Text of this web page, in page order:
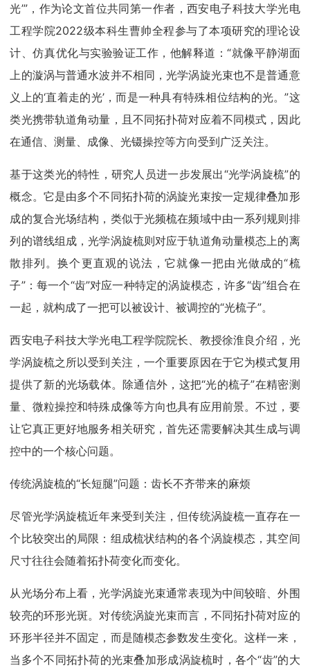
光’”，作为论文首位共同第一作者，西安电子科技大学光电
工程学院2022级本科生曹帅全程参与了本项研究的理论设
计、仿真优化与实验验证工作，他解释道：“就像平静湖面
上的漩涡与普通水波并不相同，光学涡旋光束也不是普通意
义上的‘直着走的光’，而是一种具有特殊相位结构的光。”这
类光携带轨道角动量，且不同拓扑荷对应着不同模式，因此
在通信、测量、成像、光镊操控等方向受到广泛关注。
基于这类光的特性，研究人员进一步发展出“光学涡旋梳”的
概念。它是由多个不同拓扑荷的涡旋光束按一定规律叠加形
成的复合光场结构，类似于光频梳在频域中由一系列规则排
列的谱线组成，光学涡旋梳则对应于轨道角动量模态上的离
散排列。换个更直观的说法，它就像一把由光做成的“梳
子”：每一个“齿”对应一种特定的涡旋模态，许多“齿”组合在
一起，就构成了一把可以被设计、被调控的“光梳子”。
西安电子科技大学光电工程学院院长、教授徐淮良介绍，光
学涡旋梳之所以受到关注，一个重要原因在于它为模式复用
提供了新的光场载体。除通信外，这把“光的梳子”在精密测
量、微粒操控和特殊成像等方向也具有应用前景。不过，要
让它真正更好地服务相关研究，首先还需要解决其生成与调
控中的一个核心问题。
传统涡旋梳的“长短腿”问题：齿长不齐带来的麻烦
尽管光学涡旋梳近年来受到关注，但传统涡旋梳一直存在一
个比较突出的局限：组成梳状结构的各个涡旋模态，其空间
尺寸往往会随着拓扑荷变化而变化。
从光场分布上看，光学涡旋光束通常表现为中间较暗、外围
较亮的环形光斑。对传统涡旋光束而言，不同拓扑荷对应的
环形半径并不固定，而是随模态参数发生变化。这样一来，
当多个不同拓扑荷的光束叠加形成涡旋梳时，各个“齿”的大